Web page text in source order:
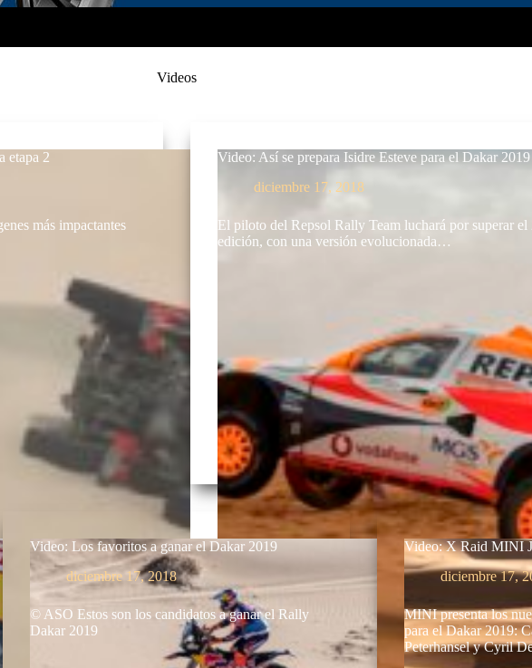
Videos
etapa 2
más impactantes
Video: Así se prepara Isidre Esteve para el Dakar 2019
diciembre 17, 2018
El piloto del Repsol Rally Team luchará por superar el
edición, con una versión evolucionada…
Video: Los favoritos a ganar el Dakar 2019
diciembre 17, 2018
© ASO Estos son los candidatos a ganar el Rally
Dakar 2019
Video: X Raid MINI
diciembre 17,
MINI presenta los
para el Dakar 2019:
Peterhansel y Cyril